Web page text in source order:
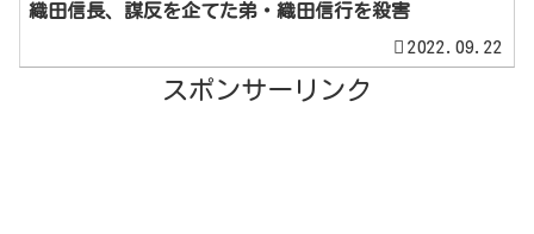
織田信長、謀反を企てた弟・織田信行を殺害
2022.09.22
スポンサーリンク